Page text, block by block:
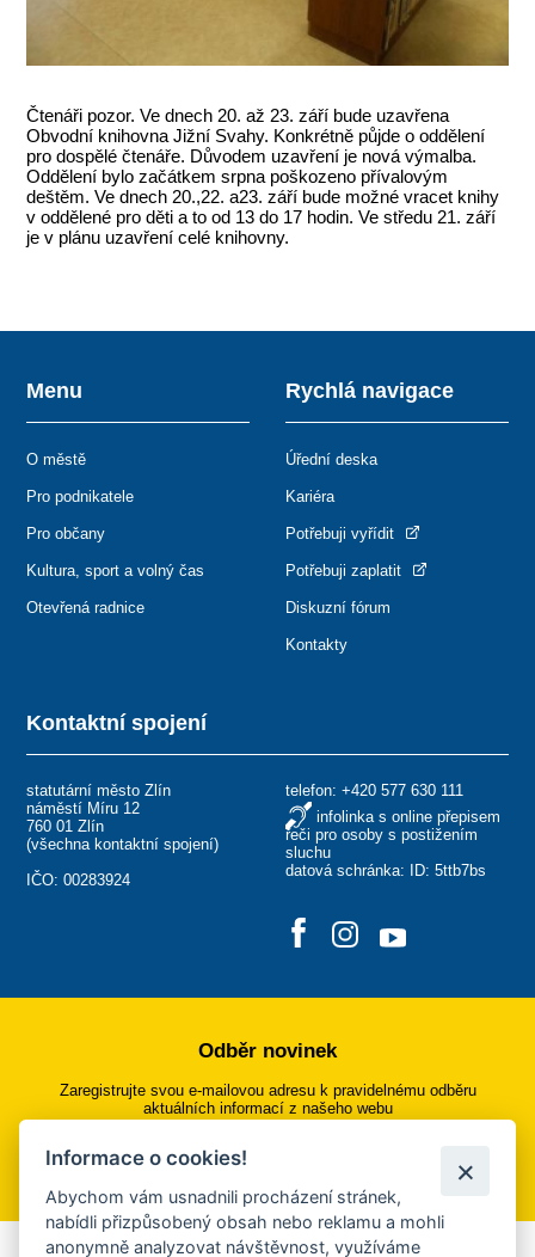
Čtenáři pozor. Ve dnech 20. až 23. září bude uzavřena
Obvodní knihovna Jižní Svahy. Konkrétně půjde o oddělení
pro dospělé čtenáře. Důvodem uzavření je nová výmalba.
Oddělení bylo začátkem srpna poškozeno přívalovým
deštěm. Ve dnech 20.,22. a23. září bude možné vracet knihy
v oddělené pro děti a to od 13 do 17 hodin. Ve středu 21. září
je v plánu uzavření celé knihovny.
Kontaktní spojení
statutární město Zlín
náměstí Míru 12
760 01 Zlín
(všechna kontaktní spojení)
IČO: 00283924
telefon: +420 577 630 111
infolinka s online přepisem
řeči pro osoby s postižením
sluchu
datová schránka: ID: 5ttb7bs
Menu
O městě
Pro podnikatele
Pro občany
Kultura, sport a volný čas
Otevřená radnice
Rychlá navigace
Úřední deska
Kariéra
Potřebuji vyřídit
Potřebuji zaplatit
Diskuzní fórum
Kontakty
Odběr novinek
Zaregistrujte svou e-mailovou adresu k pravidelnému odběru
aktuálních informací z našeho webu
Přihlásit se k odběru
Informace o cookies!
Abychom vám usnadnili procházení stránek,
nabídli přizpůsobený obsah nebo reklamu a mohli
anonymně analyzovat návštěvnost, využíváme